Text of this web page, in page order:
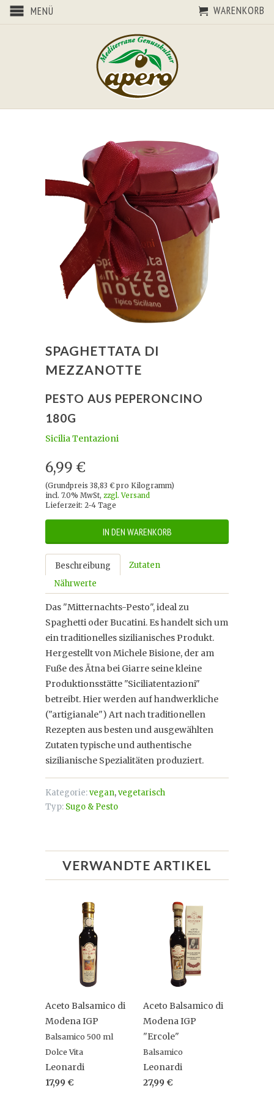
MENÜ WARENKORB
SPAGHETTATA DI
MEZZANOTTE
PESTO AUS PEPERONCINO
180G
Sicilia Tentazioni
6,99 €
(Grundpreis 38,83 € pro Kilogramm)
incl. 7.0% MwSt, zzgl. Versand
Lieferzeit: 2-4 Tage
IN DEN WARENKORB
Beschreibung
Zutaten
Nährwerte
Das "Mitternachts-Pesto", ideal zu
Spaghetti oder Bucatini. Es handelt sich um
ein traditionelles sizilianisches Produkt.
Hergestellt von Michele Bisione, der am
Fuße des Ätna bei Giarre seine kleine
Produktionsstätte "Siciliatentazioni"
betreibt. Hier werden auf handwerkliche
("artigianale") Art nach traditionellen
Rezepten aus besten und ausgewählten
Zutaten typische und authentische
sizilianische Spezialitäten produziert.
Kategorie:vegan,vegetarisch
Typ: Sugo & Pesto
VERWANDTE ARTIKEL
Aceto Balsamico di
Modena IGP
Balsamico 500 ml
Dolce Vita
Leonardi
17,99 €
Aceto Balsamico di
Modena IGP
"Ercole"
Balsamico
Leonardi
27,99 €